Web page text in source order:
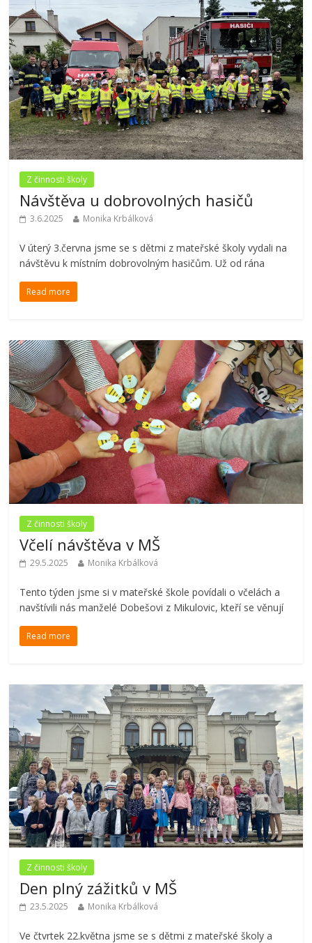
Z činnosti školy
Návštěva u dobrovolných hasičů
3.6.2025 Monika Krbálková
V úterý 3.června jsme se s dětmi z mateřské školy vydali na
návštěvu k místním dobrovolným hasičům. Už od rána
Read more
Z činnosti školy
Včelí návštěva v MŠ
29.5.2025 Monika Krbálková
Tento týden jsme si v mateřské škole povídali o včelách a
navštívili nás manželé Dobešovi z Mikulovic, kteří se věnují
Read more
Z činnosti školy
Den plný zážitků v MŠ
23.5.2025 Monika Krbálková
Ve čtvrtek 22.května jsme se s dětmi z mateřské školy a